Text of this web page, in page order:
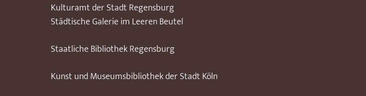
Kulturamt der Stadt Regensburg
Städtische Galerie im Leeren Beutel
Staatliche Bibliothek Regensburg
Kunst und Museumsbibliothek der Stadt Köln